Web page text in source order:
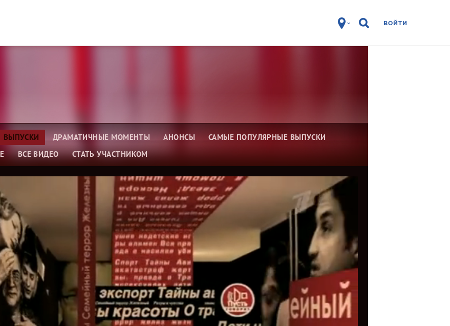
ВОЙТИ
ВЫПУСКИ ДРАМАТИЧНЫЕ МОМЕНТЫ АНОНСЫ
САМЫЕ ПОПУЛЯРНЫЕ ВЫПУСКИ
ВСЕ ВИДЕО СТАТЬ УЧАСТНИКОМ